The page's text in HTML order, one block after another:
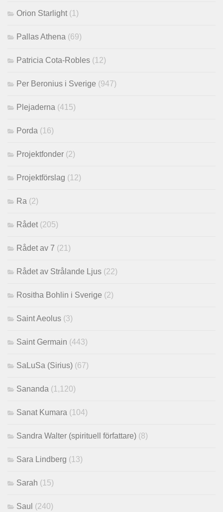
Orion Starlight (1)
Pallas Athena (69)
Patricia Cota-Robles (12)
Per Beronius i Sverige (947)
Plejaderna (415)
Porda (16)
Projektfonder (2)
Projektförslag (12)
Ra (2)
Rådet (205)
Rådet av 7 (21)
Rådet av Strålande Ljus (22)
Rositha Bohlin i Sverige (2)
Saint Aeolus (3)
Saint Germain (443)
SaLuSa (Sirius) (67)
Sananda (1,120)
Sanat Kumara (104)
Sandra Walter (spirituell författare) (8)
Sara Lindberg (13)
Sarah (15)
Saul (240)